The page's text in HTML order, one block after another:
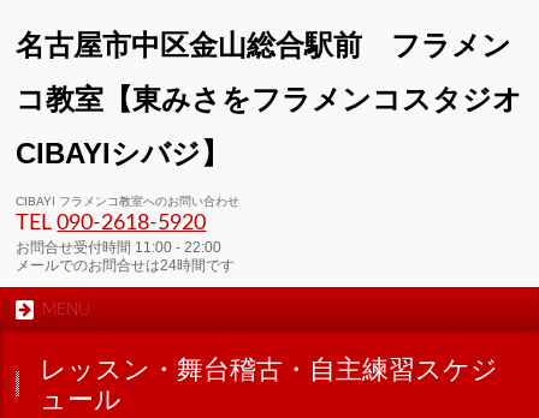
名古屋市中区金山総合駅前 フラメン
コ教室【東みさをフラメンコスタジオ
CIBAYIシバジ】
CIBAYI フラメンコ教室へのお問い合わせ
TEL090-2618‐5920
お問合せ受付時間 11:00 - 22:00
メールでのお問合せは24時間です
MENU
レッスン・舞台稽古・自主練習スケジ
ュール